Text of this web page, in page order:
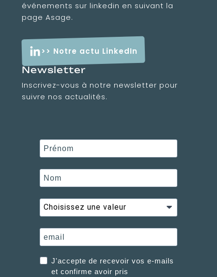
événements sur linkedin en suivant la
page Asage.
>> Notre actu LinkedIn
Newsletter
Inscrivez-vous à notre newsletter pour
suivre nos actualités.
J'accepte de recevoir vos e-mails
et confirme avoir pris